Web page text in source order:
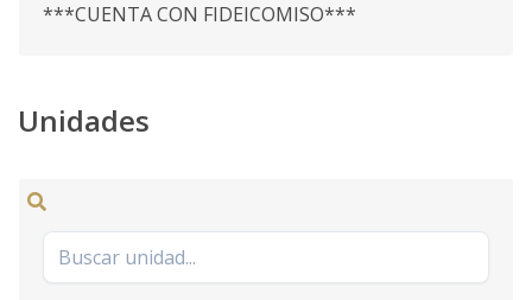
***CUENTA CON FIDEICOMISO***
Unidades